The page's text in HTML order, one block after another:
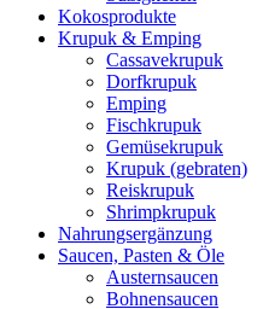
Kokosprodukte
Krupuk & Emping
Cassavekrupuk
Dorfkrupuk
Emping
Fischkrupuk
Gemüsekrupuk
Krupuk (gebraten)
Reiskrupuk
Shrimpkrupuk
Nahrungsergänzung
Saucen, Pasten & Öle
Austernsaucen
Bohnensaucen